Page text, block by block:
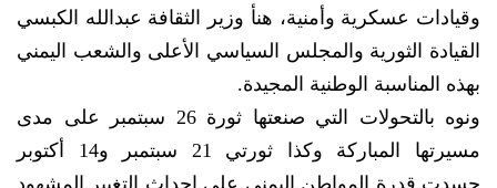
وقيادات عسكرية وأمنية، هنأ وزير الثقافة عبدالله الكبسي
القيادة الثورية والمجلس السياسي الأعلى والشعب اليمني
بهذه المناسبة الوطنية المجيدة.
ونوه بالتحولات التي صنعتها ثورة 26 سبتمبر على مدى
مسيرتها المباركة وكذا ثورتي 21 سبتمبر و14 أكتوبر
جسدت قدرة المواطن اليمني على إحداث التغيير المشهود